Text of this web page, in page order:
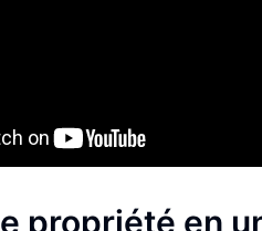
propriété en